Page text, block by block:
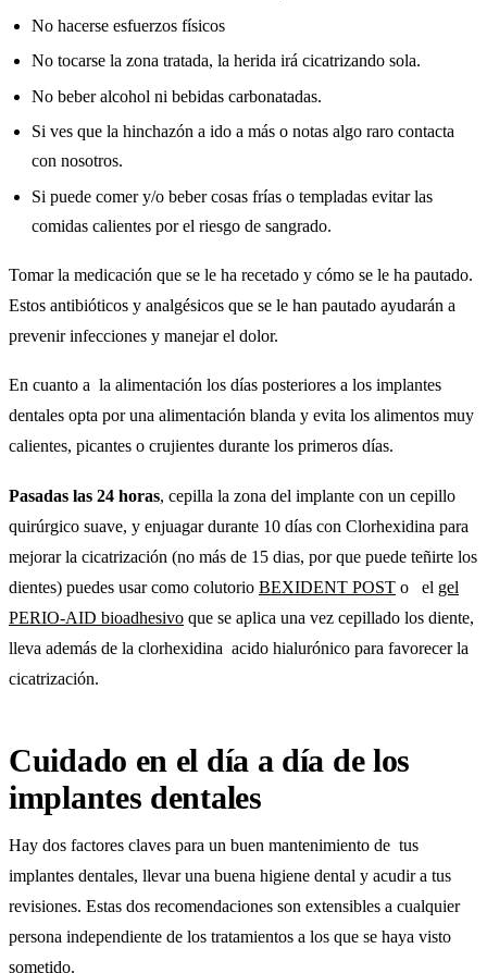
No hacerse esfuerzos físicos
No tocarse la zona tratada, la herida irá cicatrizando sola.
No beber alcohol ni bebidas carbonatadas.
Si ves que la hinchazón a ido a más o notas algo raro contacta
con nosotros.
Si puede comer y/o beber cosas frías o templadas evitar las
comidas calientes por el riesgo de sangrado.
Tomar la medicación que se le ha recetado y cómo se le ha pautado.
Estos antibióticos y analgésicos que se le han pautado ayudarán a
prevenir infecciones y manejar el dolor.
En cuanto a la alimentación los días posteriores a los implantes
dentales opta por una alimentación blanda y evita los alimentos muy
calientes, picantes o crujientes durante los primeros días.
Pasadas las 24 horas, cepilla la zona del implante con un cepillo
quirúrgico suave, y enjuagar durante 10 días con Clorhexidina para
mejorar la cicatrización (no más de 15 dias, por que puede teñirte los
dientes) puedes usar como colutorio BEXIDENT POST o el gel
PERIO-AID bioadhesivo que se aplica una vez cepillado los diente,
lleva además de la clorhexidina acido hialurónico para favorecer la
cicatrización.
Cuidado en el día a día de los
implantes dentales
Hay dos factores claves para un buen mantenimiento de tus
implantes dentales, llevar una buena higiene dental y acudir a tus
revisiones. Estas dos recomendaciones son extensibles a cualquier
persona independiente de los tratamientos a los que se haya visto
sometido.